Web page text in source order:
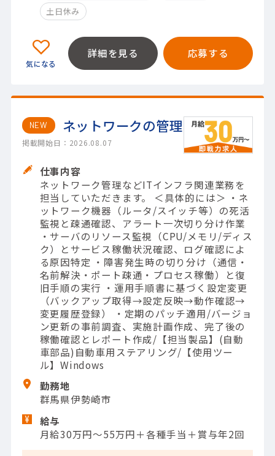
土日休み
詳細を見る 応募する
NEW ネットワークの管理
掲載開始日：2026.08.07
仕事内容
ネットワーク管理などITインフラ関連業務を
担当していただきます。 ＜具体的には＞ ・ネ
ットワーク機器（ルータ/スイッチ等）の死活
監視と疎通確認、アラート一次切り分け作業
・サーバのリソース監視（CPU/メモリ/ディス
ク）とサービス稼働状況確認、ログ確認によ
る原因特定 ・障害発生時の切り分け（通信・
名前解決・ポート疎通・プロセス稼働）と復
旧手順の実行 ・運用手順書に基づく設定変更
（バックアップ取得→設定反映→動作確認→
変更履歴登録） ・定期のパッチ適用/バージョ
ン更新の事前調査、実施計画作成、完了後の
稼働確認とレポート作成/【担当製品】(自動
車部品)自動車用ステアリング/【使用ツー
ル】Windows
勤務地
群馬県伊勢崎市
給与
月給30万円～55万円＋各種手当＋賞与年2回